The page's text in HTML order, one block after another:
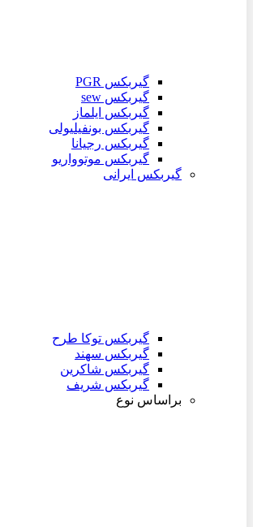
گیربکس PGR
گیربکس sew
گیربکس ایلماز
گیربکس بونفیلیولی
گیربکس رجیانا
گیربکس موتوواریو
گیربکس ایرانی
گیربکس توکا طرح
گیربکس سهند
گیربکس شاکرین
گیربکس شریف
براساس نوع